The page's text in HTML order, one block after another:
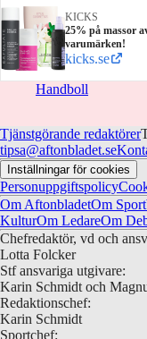
KICKS
25% på massor
varumärken!
kicks.se
Handboll
Tjänstgörande redaktörer
tipsa@aftonbladet.se
Inställningar för cookies
Personuppgiftspolicy
Om AftonbladetOm
KulturOm LedareOm
Chefredaktör, vd och
Lotta Folcker
Stf ansvariga utgivare:
Karin Schmidt och
Redaktionschef:
Karin Schmidt
Sportchef: